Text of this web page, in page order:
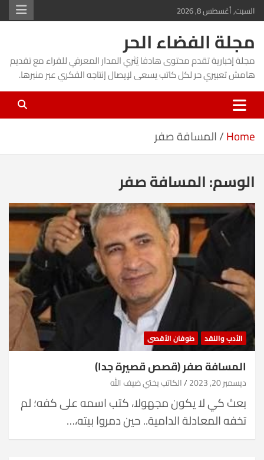
Skip
to
content
السبت, أغسطس 8, 2026
مجلة الفضاء الحر
مجلة إخبارية تقدم محتوى هادفا يُثري المدار المعرفي للقراء مع تقديم
هامش تعبيري حر لكل كاتب يسعى لإيصال إنتاجه الفكري عبر منبرها.
Home المسافة صفر
الوسم:المسافة صفر
الأدب والنقد طوفان الأقصى
المسافة صفر (قصص قصيرة جدا)
ديسمبر 20, 2023 الكاتب بختي ضيف الله
بعث كي لا يكون مجهولا، كتب اسمه على كفه؛ لم
تخفه المعادلة الدامية.. حين دمروا بيته،…